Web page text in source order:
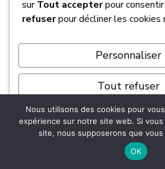
généralement votre numéro
« pré-code » que vous
enfoncées. Une fois ces
dans le calculateur,votre
s’affiche instantanément.
Est-il possible de
poste sans le démonter
surTout accepterpour
refuserpour décliner les cookies
Personnaliser
Tout refuser
Tout accepter
Nous utilisons des cookies pour
expérience sur notre site web. Si
site, nous supposerons que
OK